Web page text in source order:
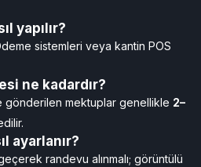
yapılır?
sistemleri veya kantin POS
ne kadardır?
gönderilen mektuplar genellikle 2–
ayarlanır?
randevu alınmalı; görüntülü